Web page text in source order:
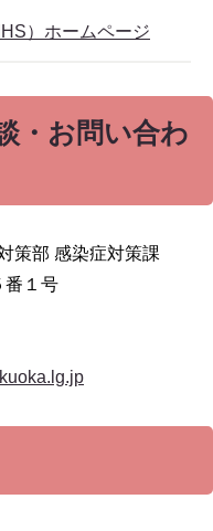
）ホームページ
・お問い合わ
策部 感染症対策課
番１号